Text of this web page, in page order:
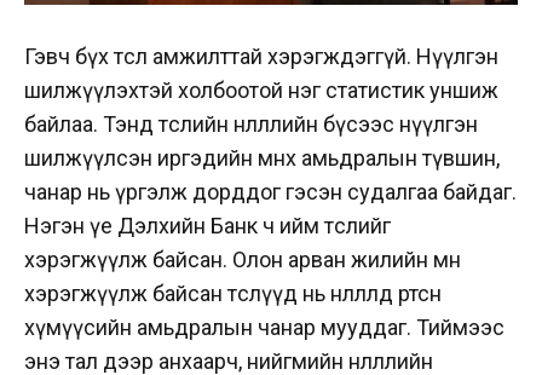
Гэвч бүх төсөл амжилттай хэрэгждэггүй. Нүүлгэн
шил­жүү­лэх­тэй холбоотой нэг статистик уншиж
байлаа. Тэнд төс­лийн нөлөөллийн бүсээс нүүлгэн
шилжүүлсэн иргэдийн өм­нөх амьдралын түвшин,
чанар нь үргэлж дорддог гэсэн судалгаа байдаг.
Нэгэн үе Дэлхийн Банк ч ийм төслийг
хэрэгжүүлж бай­сан. Олон арван жилийн өмнө
хэрэгжүүлж байсан төслүүд нь нөлөөлөлд өртсөн
хүмүүсийн амьд­ралын чанар мууддаг. Тий­мээс
энэ тал дээр анхаарч, нийг­мийн нөлөөллийн